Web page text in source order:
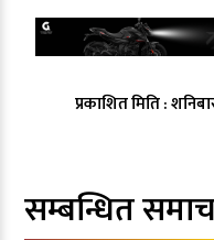
प्रकाशित मिति :
सम्बन्धित